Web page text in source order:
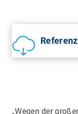
„Wegen der